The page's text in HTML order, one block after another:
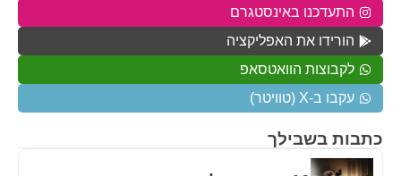
כתבות בשבילך
התעדכנו באינסטגרם
הורידו את האפליקציה
לקבוצות הוואטסאפ
עקבו ב-X (טוויטר)